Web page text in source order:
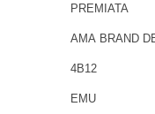
PREMIATA
AMA BRAND
4B12
EMU